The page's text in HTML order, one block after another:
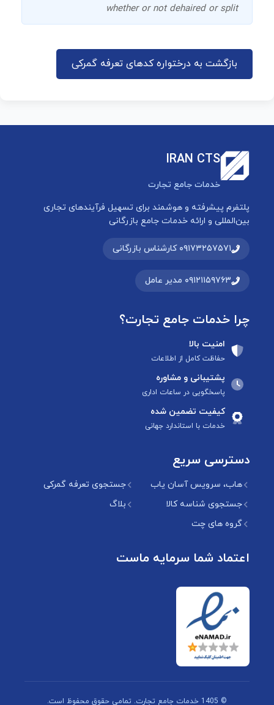
whether or not dehaired or split
بازگشت به درختواره کدهای تعرفه گمرکی
IRAN CTS
خدمات جامع تجارت
پلتفرم پیشرفته و هوشمند برای تسهیل فرآیندهای تجاری
بین‌المللی و ارائه خدمات جامع بازرگانی
۰۹۱۷۳۲۵۷۵۷۱ کارشناس بازرگانی
۰۹۱۲۱۱۵۹۷۶۳ مدیر عامل
چرا خدمات جامع تجارت؟
امنیت بالا
حفاظت کامل از اطلاعات
پشتیبانی و مشاوره
پاسخگویی در ساعات اداری
کیفیت تضمین شده
خدمات با استاندارد جهانی
دسترسی سریع
هاب، سرویس آسان یاب
جستجوی تعرفه گمرکی
جستجوی شناسه کالا
بلاگ
گروه های چت
اعتماد شما سرمایه ماست
© 1405 خدمات جامع تجارت. تمامی حقوق محفوظ است.